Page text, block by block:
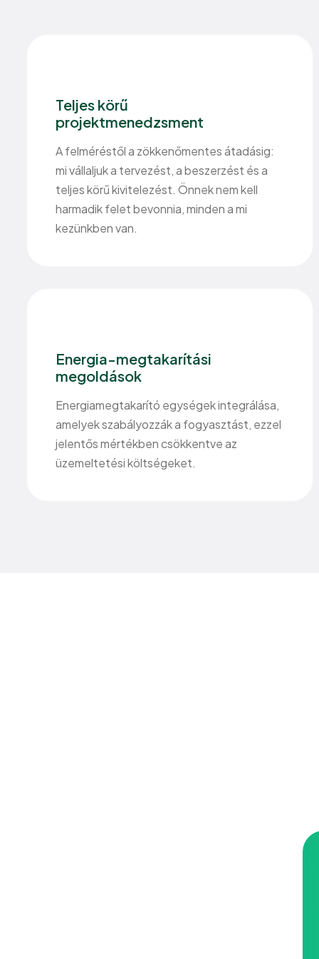
Teljes körű
projektmenedzsment
A felméréstől a zökkenőmentes átadásig:
mi vállaljuk a tervezést, a beszerzést és a
teljes körű kivitelezést. Önnek nem kell
harmadik felet bevonnia, minden a mi
kezünkben van.
Energia-megtakarítási
megoldások
Energiamegtakarító egységek integrálása,
amelyek szabályozzák a fogyasztást, ezzel
jelentős mértékben csökkentve az
üzemeltetési költségeket.